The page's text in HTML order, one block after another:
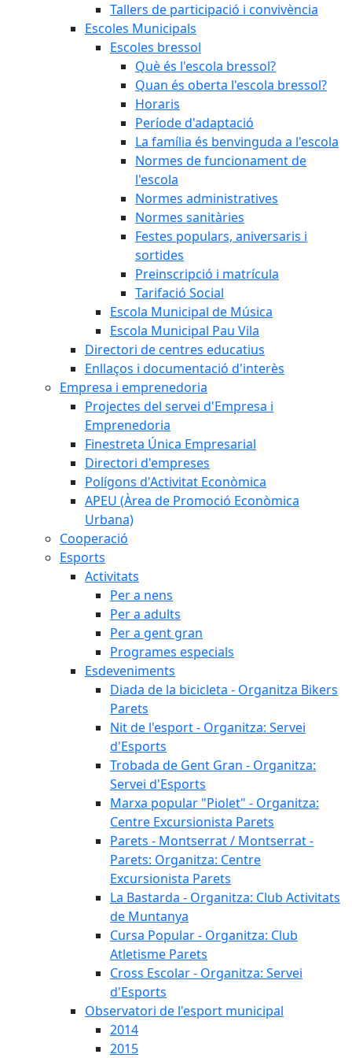
Tallers de participació i convivència
Escoles Municipals
Escoles bressol
Què és l'escola bressol?
Quan és oberta l'escola bressol?
Horaris
Període d'adaptació
La família és benvinguda a l'escola
Normes de funcionament de
l'escola
Normes administratives
Normes sanitàries
Festes populars, aniversaris i
sortides
Preinscripció i matrícula
Tarifació Social
Escola Municipal de Música
Escola Municipal Pau Vila
Directori de centres educatius
Enllaços i documentació d'interès
Empresa i emprenedoria
Projectes del servei d'Empresa i
Emprenedoria
Finestreta Única Empresarial
Directori d'empreses
Polígons d'Activitat Econòmica
APEU (Àrea de Promoció Econòmica
Urbana)
Cooperació
Esports
Activitats
Per a nens
Per a adults
Per a gent gran
Programes especials
Esdeveniments
Diada de la bicicleta - Organitza Bikers
Parets
Nit de l'esport - Organitza: Servei
d'Esports
Trobada de Gent Gran - Organitza:
Servei d'Esports
Marxa popular "Piolet" - Organitza:
Centre Excursionista Parets
Parets - Montserrat / Montserrat -
Parets: Organitza: Centre
Excursionista Parets
La Bastarda - Organitza: Club Activitats
de Muntanya
Cursa Popular - Organitza: Club
Atletisme Parets
Cross Escolar - Organitza: Servei
d'Esports
Observatori de l'esport municipal
2014
2015